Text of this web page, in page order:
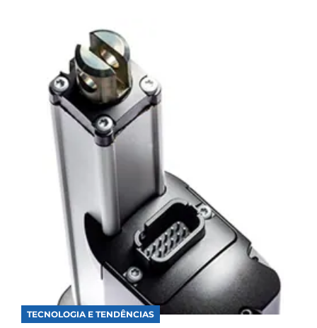
TECNOLOGIA E TENDÊNCIAS